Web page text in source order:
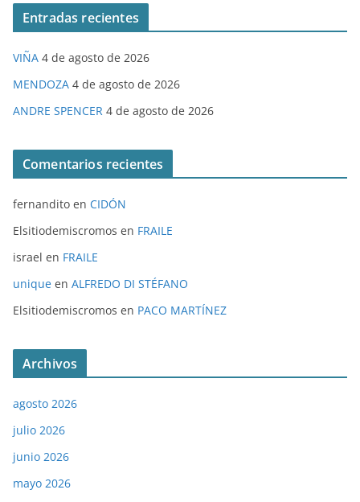
Entradas recientes
VIÑA 4 de agosto de 2026
MENDOZA 4 de agosto de 2026
ANDRE SPENCER 4 de agosto de 2026
Comentarios recientes
fernandito en CIDÓN
Elsitiodemiscromos en FRAILE
israel en FRAILE
unique en ALFREDO DI STÉFANO
Elsitiodemiscromos en PACO MARTÍNEZ
Archivos
agosto 2026
julio 2026
junio 2026
mayo 2026